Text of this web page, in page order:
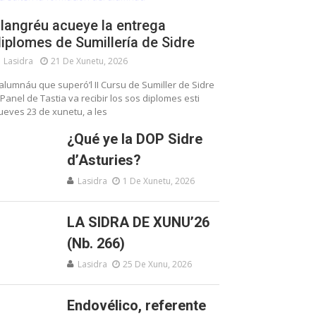
acueye la entrega
de Sumillería de Sidre
Lasidra 21 De Xunetu, 2026
que superó’l II Cursu de Sumiller de Sidre
de Tastia va recibir los sos diplomes esti
23 de xunetu, a les
¿Qué ye la DOP Sidre
d’Asturies?
Lasidra 1 De Xunetu, 2026
LA SIDRA DE XUNU’26
(Nb. 266)
Lasidra 25 De Xunu, 2026
Endovélico, referente